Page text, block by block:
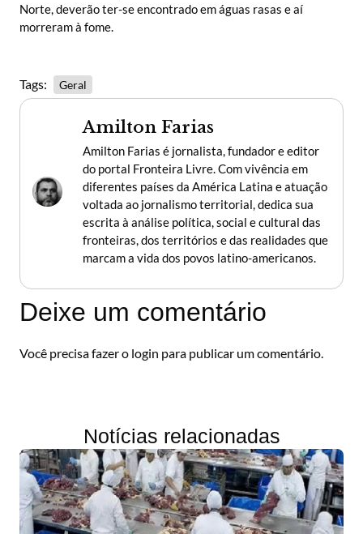
Norte, deverão ter-se encontrado em águas rasas e aí
morreram à fome.
Tags: Geral
Amilton Farias
Amilton Farias é jornalista, fundador e editor
do portal Fronteira Livre. Com vivência em
diferentes países da América Latina e atuação
voltada ao jornalismo territorial, dedica sua
escrita à análise política, social e cultural das
fronteiras, dos territórios e das realidades que
marcam a vida dos povos latino-americanos.
Deixe um comentário
Você precisa fazer o login para publicar um comentário.
Notícias relacionadas